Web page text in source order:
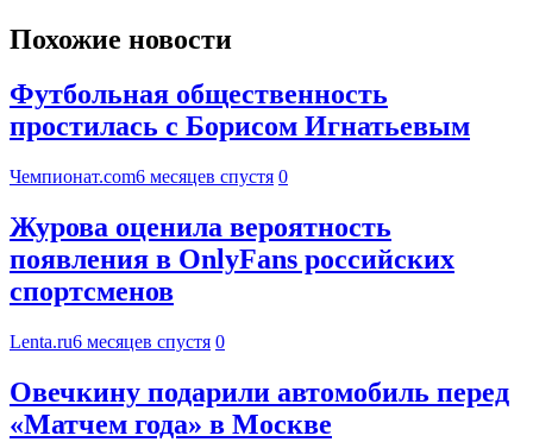
Похожие новости
Футбольная общественность
простилась с Борисом Игнатьевым
Чемпионат.com6 месяцев спустя 0
Журова оценила вероятность
появления в OnlyFans российских
спортсменов
Lenta.ru6 месяцев спустя 0
Овечкину подарили автомобиль перед
«Матчем года» в Москве